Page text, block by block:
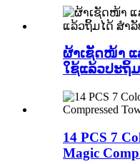
ຜ້າເຊັດໜ້າ ແ
ໃຊ້ແລ້ວປະຖິ້
14 PCS 7
Magic